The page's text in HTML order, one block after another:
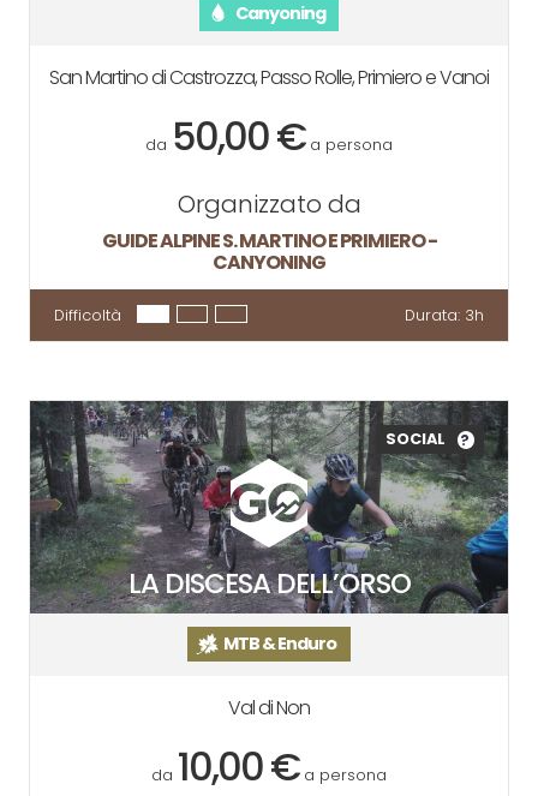
Canyoning
San Martino di Castrozza, Passo Rolle, Primiero e Vanoi
da 50,00 € a persona
Organizzato da
GUIDE ALPINE S. MARTINO E PRIMIERO -
CANYONING
Difficoltà Durata: 3h
LA DISCESA DELL’ORSO
SOCIAL ?
MTB & Enduro
Val di Non
da 10,00 € a persona